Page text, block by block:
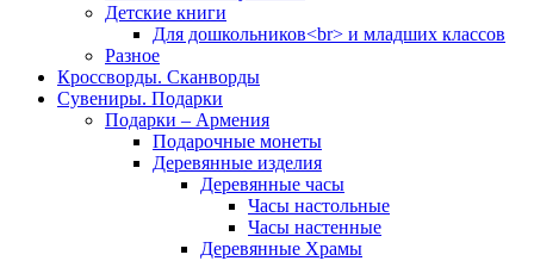
Детские книги
Для дошкольников<br> и младших классов
Разное
Кроссворды. Сканворды
Сувениры. Подарки
Подарки – Армения
Подарочные монеты
Деревянные изделия
Деревянные часы
Часы настольные
Часы настенные
Деревянные Храмы